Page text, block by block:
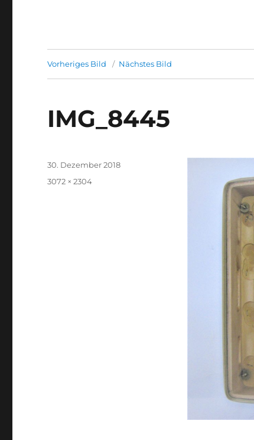
Vorheriges Bild Nächstes Bild
IMG_8445
Veröffentlicht
30. Dezember 2018
Volle
3072 × 2304